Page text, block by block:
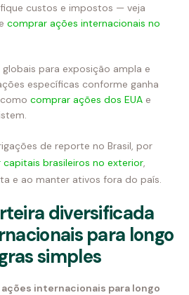
custos e impostos — veja
comprar ações internacionais no
globais para exposição ampla e
específicas conforme ganha
comprar ações dos EUA e
de reporte no Brasil, por
brasileiros no exterior
e ao manter ativos fora do país.
diversificada
para longo
simples
ações internacionais para longo